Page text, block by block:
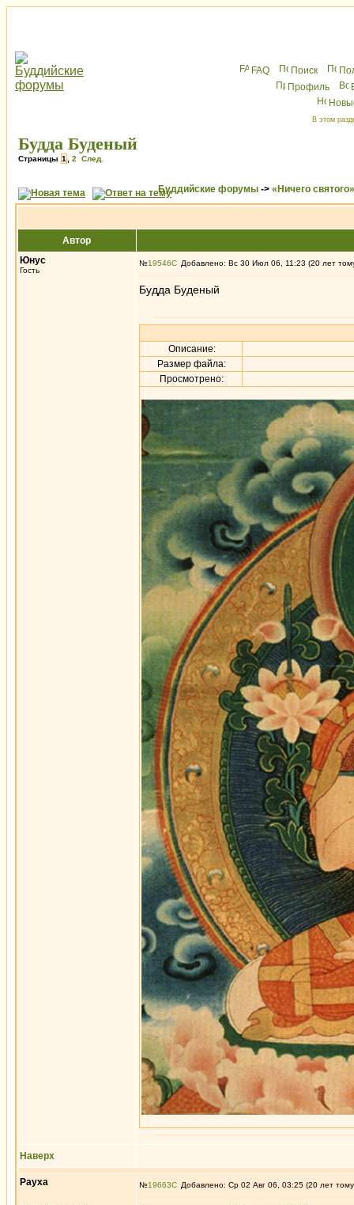
FAQ Поиск
Профиль
В этом
Будда Буденый
Страницы 1 2 След.
Буддийские форумы -> «Ничего святого»
Автор
Юнус
Гость
№19546 Добавлено: Вс 30 Июл 06, 11:23 (20 лет
Будда Буденый
Описание:
Размер файла:
Просмотрено:
Наверх
Рауха №19663 Добавлено: Ср 02 Авг 06, 03:25 (20 лет